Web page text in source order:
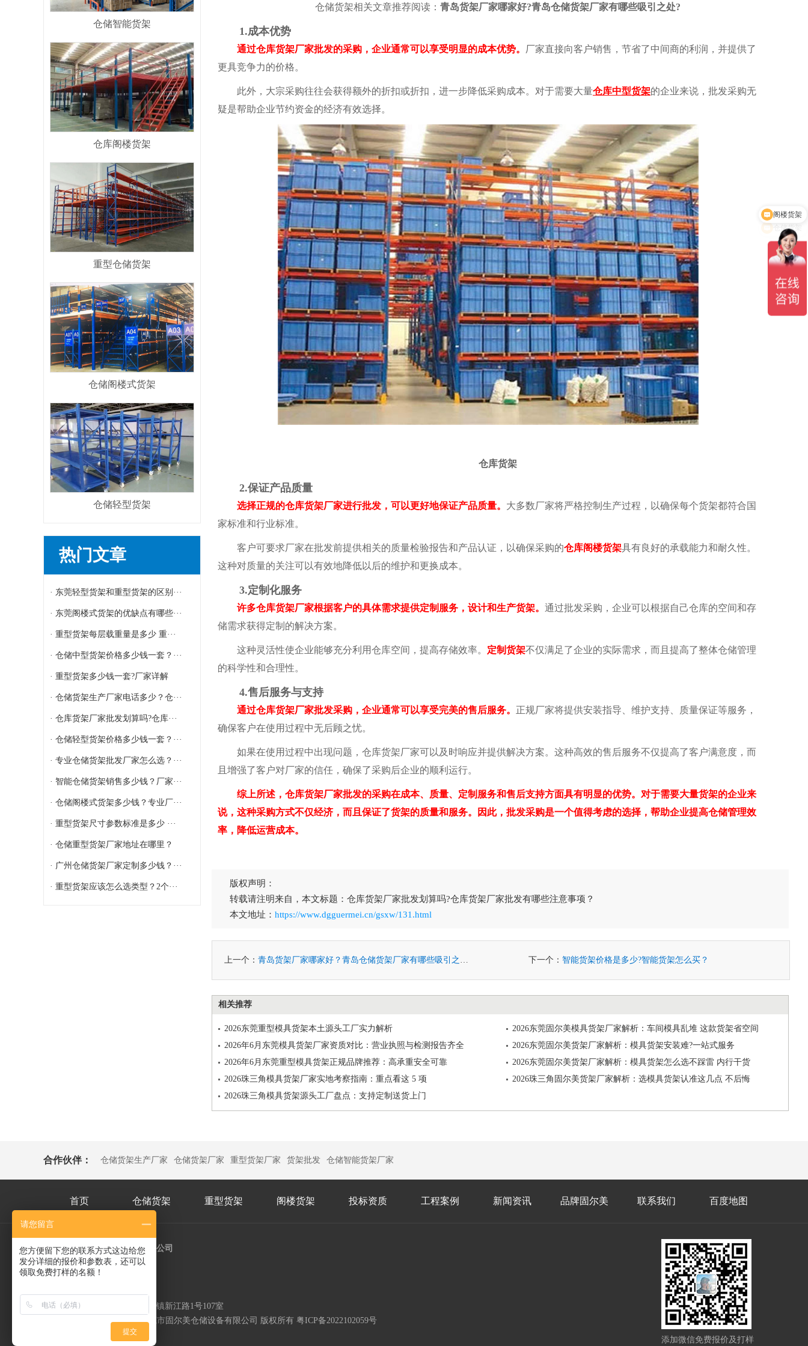
仓储智能货架
仓库阁楼货架
重型仓储货架
仓储阁楼式货架
仓储轻型货架
热门文章
· 东莞轻型货架和重型货架的区别···
· 东莞阁楼式货架的优缺点有哪些···
· 重型货架每层载重量是多少 重···
· 仓储中型货架价格多少钱一套？···
· 重型货架多少钱一套?厂家详解
· 仓储货架生产厂家电话多少？仓···
· 仓库货架厂家批发划算吗?仓库···
· 仓储轻型货架价格多少钱一套？···
· 专业仓储货架批发厂家怎么选？···
· 智能仓储货架销售多少钱？厂家···
· 仓储阁楼式货架多少钱？专业厂···
· 重型货架尺寸参数标准是多少 ···
· 仓储重型货架厂家地址在哪里？
· 广州仓储货架厂家定制多少钱？···
· 重型货架应该怎么选类型？2个···
仓储货架相关文章推荐阅读： 青岛货架厂家哪家好?青岛仓储货架厂家有哪些吸引之处?
1.成本优势
通过仓库货架厂家批发的采购，企业通常可以享受明显的成本优势。 厂家直接向客户销售，节省了中间商的利润，并提供了
更具竞争力的价格。
此外，大宗采购往往会获得额外的折扣或折扣，进一步降低采购成本。对于需要大量仓库中型货架的企业来说，批发采购无
疑是帮助企业节约资金的经济有效选择。
仓库货架
2.保证产品质量
选择正规的仓库货架厂家进行批发，可以更好地保证产品质量。 大多数厂家将严格控制生产过程，以确保每个货架都符合国
家标准和行业标准。
客户可要求厂家在批发前提供相关的质量检验报告和产品认证，以确保采购的仓库阁楼货架具有良好的承载能力和耐久性。
这种对质量的关注可以有效地降低以后的维护和更换成本。
3.定制化服务
许多仓库货架厂家根据客户的具体需求提供定制服务，设计和生产货架。 通过批发采购，企业可以根据自己仓库的空间和存
储需求获得定制的解决方案。
这种灵活性使企业能够充分利用仓库空间，提高存储效率。 定制货架不仅满足了企业的实际需求，而且提高了整体仓储管理
的科学性和合理性。
4.售后服务与支持
通过仓库货架厂家批发采购，企业通常可以享受完美的售后服务。 正规厂家将提供安装指导、维护支持、质量保证等服务，
确保客户在使用过程中无后顾之忧。
如果在使用过程中出现问题，仓库货架厂家可以及时响应并提供解决方案。这种高效的售后服务不仅提高了客户满意度，而
且增强了客户对厂家的信任，确保了采购后企业的顺利运行。
综上所述，仓库货架厂家批发的采购在成本、质量、定制服务和售后支持方面具有明显的优势。对于需要大量货架的企业来
说，这种采购方式不仅经济，而且保证了货架的质量和服务。因此，批发采购是一个值得考虑的选择，帮助企业提高仓储管理效
率，降低运营成本。
版权声明：
转载请注明来自，本文标题：仓库货架厂家批发划算吗?仓库货架厂家批发有哪些注意事项？
本文地址： https://www.dgguermei.cn/gsxw/131.html
上一个： 青岛货架厂家哪家好？青岛仓储货架厂家有哪些吸引之处？ 下一个： 智能货架价格是多少?智能货架怎么买？
相关推荐
2026东莞重型模具货架本土源头工厂实力解析
2026东莞固尔美模具货架厂家解析：车间模具乱堆 这款货架省空间
2026年6月东莞模具货架厂家资质对比：营业执照与检测报告齐全
2026东莞固尔美货架厂家解析：模具货架安装难?一站式服务
2026年6月东莞重型模具货架正规品牌推荐：高承重安全可靠
2026东莞固尔美货架厂家解析：模具货架怎么选不踩雷 内行干货
2026珠三角模具货架厂家实地考察指南：重点看这 5 项
2026珠三角固尔美货架厂家解析：选模具货架认准这几点 不后悔
2026珠三角模具货架源头工厂盘点：支持定制送货上门
合作伙伴： 仓储货架生产厂家 仓储货架厂家 重型货架厂家 货架批发 仓储智能货架厂家
首页 仓储货架 重型货架 阁楼货架 投标资质 工程案例 新闻资讯 品牌固尔美 联系我们 百度地图
东莞市固尔美仓储设备有限公司
电 话：13538178364
手 机：13590260810
地 址：广东省东莞市企石镇新江路1号107室
Copyright © 2021-2025 东莞市固尔美仓储设备有限公司 版权所有 粤ICP备2022102059号
添加微信免费报价及打样
仓储货架
请您留言
您方便留下您的联系方式这边给您
发分详细的报价和参数表，还可以
领取免费打样的名额！
提交